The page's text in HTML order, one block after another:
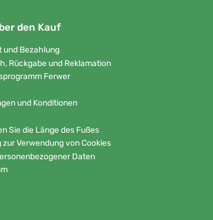
den Kauf
und Bezahlung
Rückgabe und Reklamation
Ferwer
und Konditionen
Sie die Länge des Fußes
zur Verwendung von Cookies
Daten